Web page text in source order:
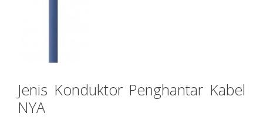
Jenis Konduktor Penghantar Kabel
NYA